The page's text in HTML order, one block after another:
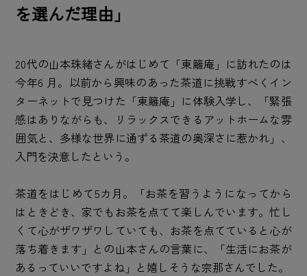
を選んだ理由」
20代の山本珠緒さんがはじめて「東籬庵」に訪れたのは
今年6 月。以前から興味のあった茶道に挑戦すべくイン
ターネットで見つけた「東籬庵」に体験入学し、「緊張
感はありながらも、リラックスできるアットホームな雰
囲気と、多様な世界に通ずる茶道の奥深さに惹かれ」、
入門を決意したという。
茶道をはじめて5カ月。「お茶を習うようになってから
はときどき、家でもお茶を点てて楽しんでいます。忙し
くて心がザワザワしていても、お茶を点てていると心が
落ち着きます」との山本さんの言葉に、「生活にお茶が
あるっていいですよね」と嬉しそうな宗那さんでした。